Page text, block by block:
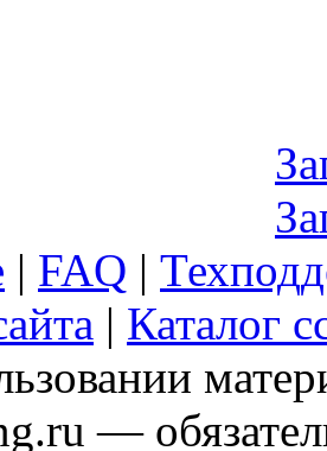
| FAQ |
| Каталог
—